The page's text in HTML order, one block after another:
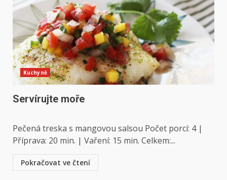
Kuchyně
Servírujte moře
Pečená treska s mangovou salsou Počet porcí: 4 |
Příprava: 20 min. | Vaření: 15 min. Celkem:...
Pokračovat ve čtení